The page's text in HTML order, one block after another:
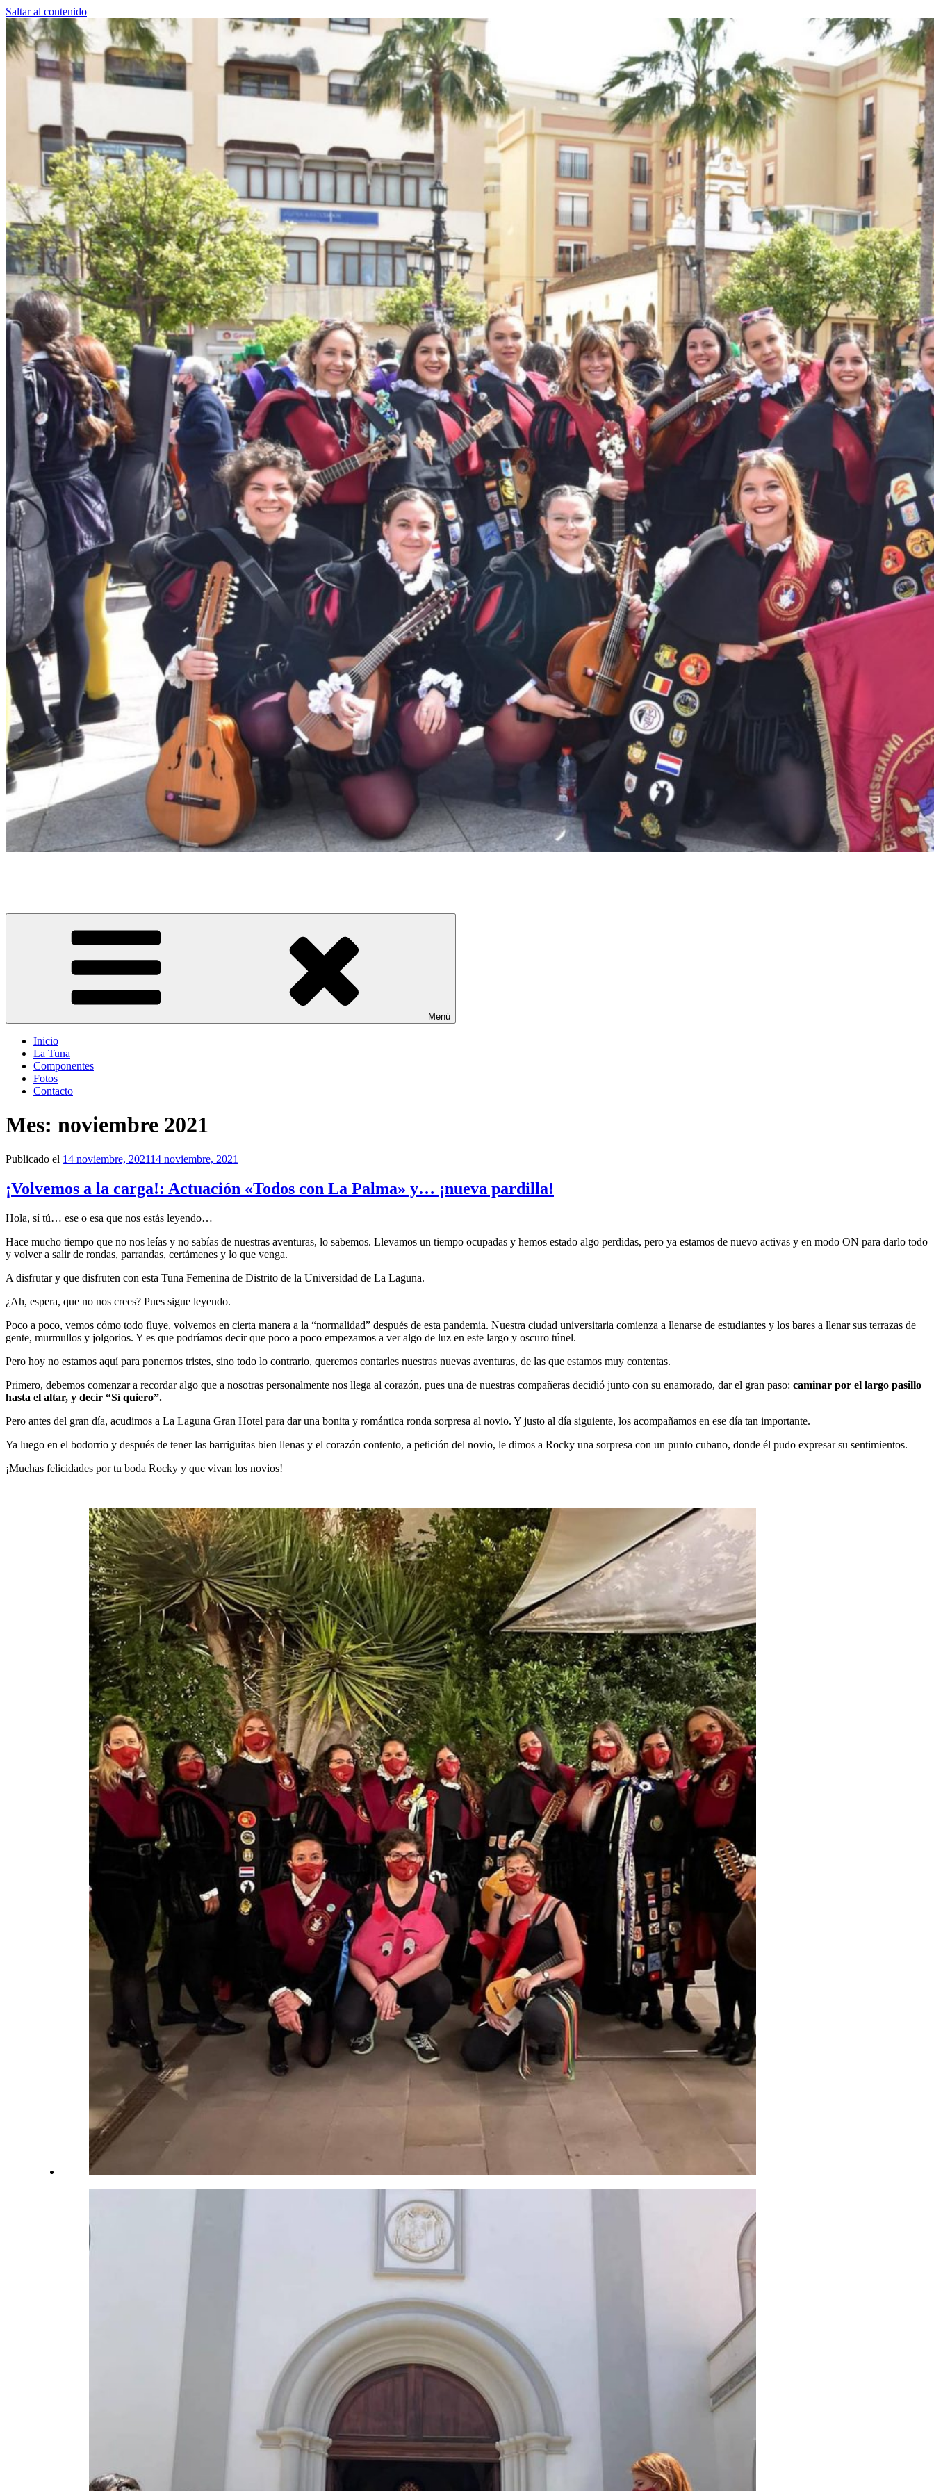
Saltar al contenido
Menú
Inicio
La Tuna
Componentes
Fotos
Contacto
Mes: noviembre 2021
Publicado el 14 noviembre, 202114 noviembre, 2021
¡Volvemos a la carga!: Actuación «Todos con La Palma» y… ¡nueva pardilla!
Hola, sí tú… ese o esa que nos estás leyendo…
Hace mucho tiempo que no nos leías y no sabías de nuestras aventuras, lo sabemos. Llevamos un tiempo ocupadas y hemos estado algo perdidas, pero ya estamos de nuevo activas y en modo ON para darlo todo
y volver a salir de rondas, parrandas, certámenes y lo que venga.
A disfrutar y que disfruten con esta Tuna Femenina de Distrito de la Universidad de La Laguna.
¿Ah, espera, que no nos crees? Pues sigue leyendo.
Poco a poco, vemos cómo todo fluye, volvemos en cierta manera a la “normalidad” después de esta pandemia. Nuestra ciudad universitaria comienza a llenarse de estudiantes y los bares a llenar sus terrazas de
gente, murmullos y jolgorios. Y es que podríamos decir que poco a poco empezamos a ver algo de luz en este largo y oscuro túnel.
Pero hoy no estamos aquí para ponernos tristes, sino todo lo contrario, queremos contarles nuestras nuevas aventuras, de las que estamos muy contentas.
Primero, debemos comenzar a recordar algo que a nosotras personalmente nos llega al corazón, pues una de nuestras compañeras decidió junto con su enamorado, dar el gran paso: caminar por el largo pasillo
hasta el altar, y decir “Sí quiero”.
Pero antes del gran día, acudimos a La Laguna Gran Hotel para dar una bonita y romántica ronda sorpresa al novio. Y justo al día siguiente, los acompañamos en ese día tan importante.
Ya luego en el bodorrio y después de tener las barriguitas bien llenas y el corazón contento, a petición del novio, le dimos a Rocky una sorpresa con un punto cubano, donde él pudo expresar su sentimientos.
¡Muchas felicidades por tu boda Rocky y que vivan los novios!